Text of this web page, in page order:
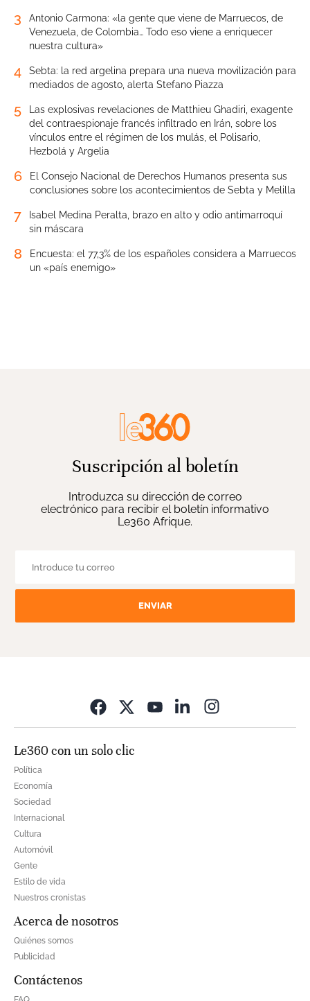
3
Antonio Carmona: «la gente que viene de Marruecos, de
Venezuela, de Colombia… Todo eso viene a enriquecer
nuestra cultura»
4
Sebta: la red argelina prepara una nueva movilización para
mediados de agosto, alerta Stefano Piazza
5
Las explosivas revelaciones de Matthieu Ghadiri, exagente
del contraespionaje francés infiltrado en Irán, sobre los
vínculos entre el régimen de los mulás, el Polisario,
Hezbolá y Argelia
6
El Consejo Nacional de Derechos Humanos presenta sus
conclusiones sobre los acontecimientos de Sebta y Melilla
7
Isabel Medina Peralta, brazo en alto y odio antimarroquí
sin máscara
8
Encuesta: el 77,3% de los españoles considera a Marruecos
un «país enemigo»
Suscripción al boletín
Introduzca su dirección de correo
electrónico para recibir el boletín informativo
Le360 Afrique.
ENVIAR
Le360 con un solo clic
Política
Economía
Sociedad
Internacional
Cultura
Automóvil
Gente
Estilo de vida
Nuestros cronistas
Acerca de nosotros
Quiénes somos
Publicidad
Contáctenos